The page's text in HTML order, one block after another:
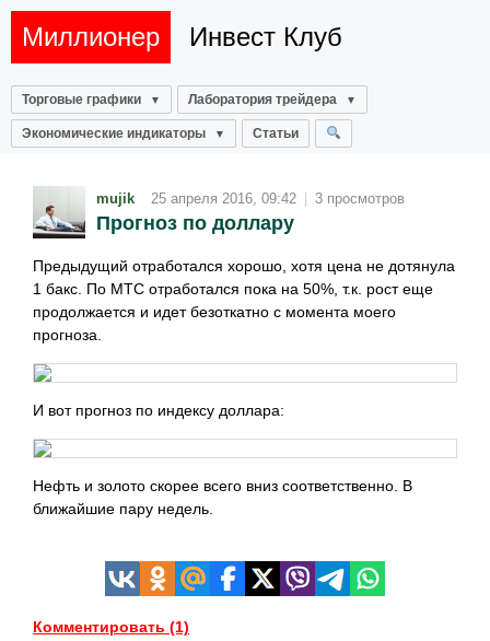
Миллионер Инвест Клуб
Торговые графики Лаборатория трейдера
Экономические индикаторы Статьи
mujik 25 апреля 2016, 09:42 | 3 просмотров
Прогноз по доллару
Предыдущий отработался хорошо, хотя цена не дотянула
1 бакс. По МТС отработался пока на 50%, т.к. рост еще
продолжается и идет безоткатно с момента моего
прогноза.
И вот прогноз по индексу доллара:
Нефть и золото скорее всего вниз соответственно. В
ближайшие пару недель.
Комментировать (1)